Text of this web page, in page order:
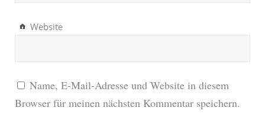
Website
Name, E-Mail-Adresse und Website in diesem
Browser für meinen nächsten Kommentar speichern.